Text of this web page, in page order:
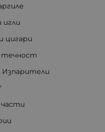
игли
цигари
течност
части